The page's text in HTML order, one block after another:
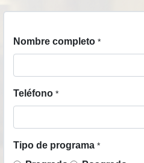
Nombre completo *
Teléfono *
Tipo de programa *